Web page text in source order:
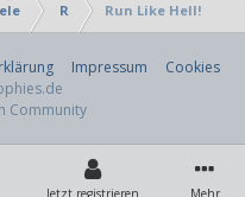
R Run Like Hell!
Impressum
Cookies
Community
Jetzt registrieren Mehr